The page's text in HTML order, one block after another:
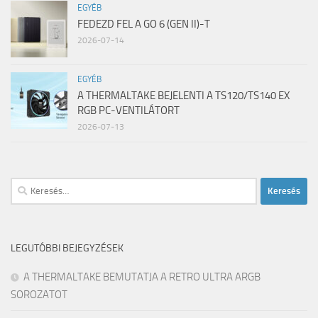
EGYÉB
FEDEZD FEL A GO 6 (GEN II)-T
2026-07-14
EGYÉB
A THERMALTAKE BEJELENTI A TS120/TS140 EX
RGB PC-VENTILÁTORT
2026-07-13
Keresés:
LEGUTÓBBI BEJEGYZÉSEK
A THERMALTAKE BEMUTATJA A RETRO ULTRA ARGB
SOROZATOT